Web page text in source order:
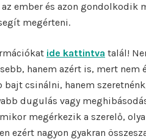
ember és azon gondolkodik
megérteni.
ide kattintva talál!
hanem azért is, mert nem
csinálni, hanem
dugulás vagy
megérkezik a szerelő,
ezért nagyon gyakran